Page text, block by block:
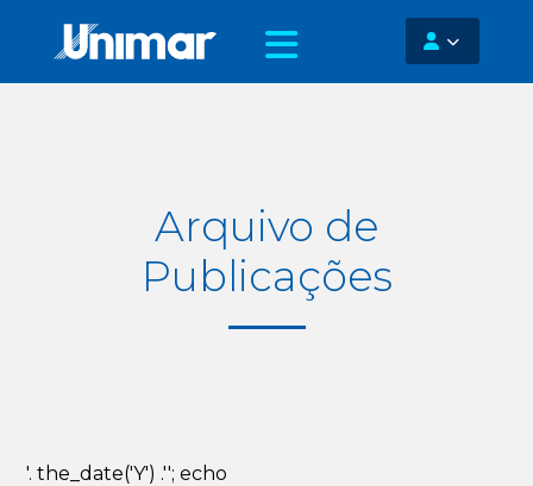
Arquivo de
Publicações
'. the_date('Y') .''; echo